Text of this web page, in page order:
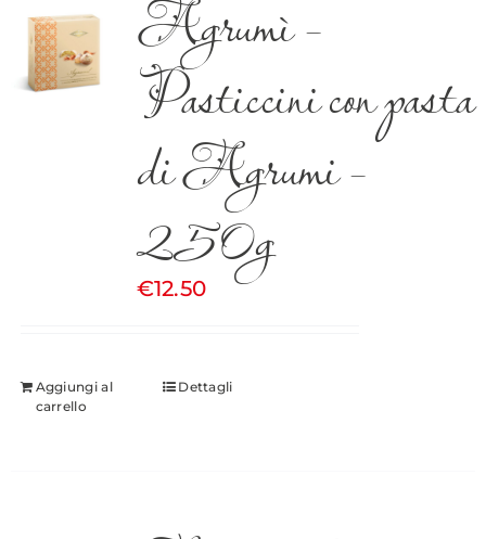
Agrumì –
Pasticcini con pasta
di Agrumi –
250g
€12.50
Aggiungi al
carrello
Dettagli